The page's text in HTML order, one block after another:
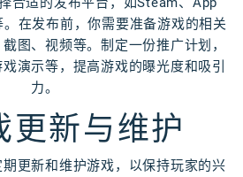
在发布前，你需要准备游戏的相关
图、视频等。制定一份推广计划，
演示等，提高游戏的曝光度和吸引
力。
更新与维护
更新和维护游戏，以保持玩家的兴